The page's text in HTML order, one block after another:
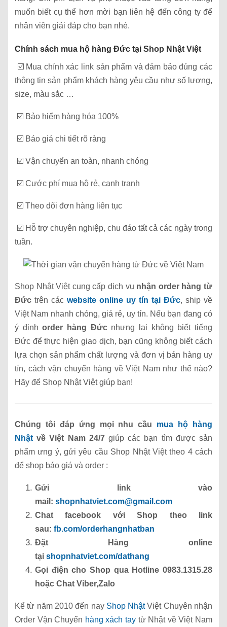
muốn biết cụ thể hơn mời bạn liên hệ đến công ty để
nhân viên giải đáp cho bạn nhé.
Chính sách mua hộ hàng Đức tại Shop Nhật Việt
☑️ Mua chính xác link sản phẩm và đảm bảo đúng các
thông tin sản phẩm khách hàng yêu cầu như số lượng,
size, màu sắc …
☑️ Bảo hiểm hàng hóa 100%
☑️ Báo giá chi tiết rõ ràng
☑️ Vận chuyển an toàn, nhanh chóng
☑️ Cước phí mua hộ rẻ, cạnh tranh
☑️ Theo dõi đơn hàng liên tục
☑️ Hỗ trợ chuyên nghiệp, chu đáo tất cả các ngày trong
tuần.
Shop Nhật Việt cung cấp dịch vụ nhận order hàng từ
Đức trên các website online uy tín tại Đức, ship về
Việt Nam nhanh chóng, giá rẻ, uy tín. Nếu bạn đang có
ý địnhorder hàng Đứcnhưng lại không biết tiếng
Đức để thực hiện giao dịch, bạn cũng không biết cách
lựa chọn sản phẩm chất lượng và đơn vị bán hàng uy
tín, cách vận chuyển hàng về Việt Nam như thế nào?
Hãy để Shop Nhật Việt giúp bạn!
Chúng tôi đáp ứng mọi nhu cầu mua hộ hàng
Nhật về Việt Nam 24/7giúp các bạn tìm được sản
phẩm ưng ý, gửi yêu cầu Shop Nhật Việt theo 4 cách
để shop báo giá và order :
Gửi link vào
mail: shopnhatviet.com@gmail.com
Chat facebook với Shop theo link
sau: fb.com/orderhangnhatban
Đặt Hàng online
tại shopnhatviet.com/dathang
Gọi điện cho Shop qua Hotline 0983.1315.28
hoặc Chat Viber,Zalo
Kể từ năm 2010 đến nay Shop NhậtViệt Chuyên nhận
Order Vận Chuyển hàng xách tay từ Nhật về Việt Nam